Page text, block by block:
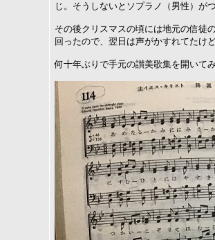
じ。そうしないとソプラノ（男性）が
その後クリスマスの頃には地元の信徒
回ったので、翌日は声がかすれてたけ
何十年ぶりで手元の讃美歌集を開いて